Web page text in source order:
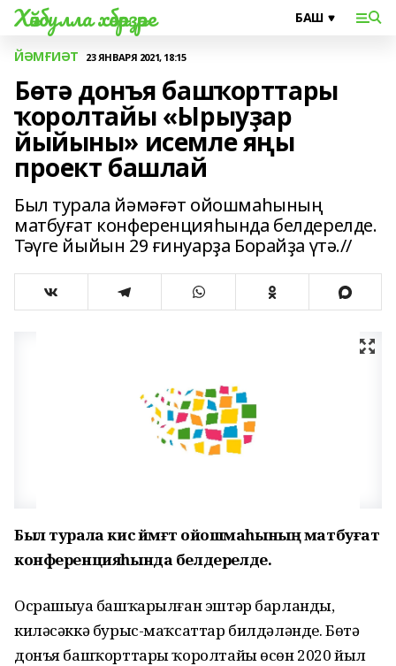
Хәйбулла хәбәрҙәре
ЙӘМҒИӘТ 23 ЯНВАРЯ 2021, 18:15
Бөтә донъя башҡорттары
ҡоролтайы «Ырыуҙар
йыйыны» исемле яңы
проект башлай
Был турала йәмәғәт ойошмаһының
матбуғат конференцияһында белдерелде.
Тәүге йыйын 29 ғинуарҙа Борайҙа үтә.//
Был турала кисә йәмәғәт ойошмаһының матбуғат
конференцияһында белдерелде.
Осрашыуҙа башҡарылған эштәр барланды,
киләсәккә бурыс-маҡсаттар билдәләнде. Бөтә
донъя башҡорттары ҡоролтайы өсөн 2020 йыл